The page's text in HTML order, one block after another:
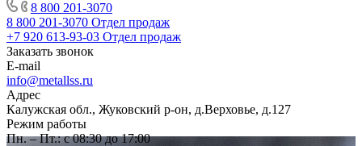
8 800 201-3070
8 800 201-3070 Отдел продаж
+7 920 613-93-03 Отдел продаж
Заказать звонок
E-mail
info@metallss.ru
Адрес
Калужская обл., Жуковский р-он, д.Верховье, д.127
Режим работы
Пн. – Пт.: с 08:30 до 17:00